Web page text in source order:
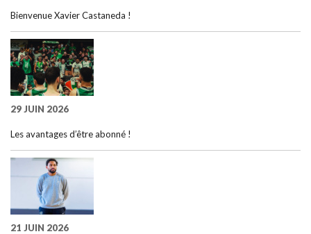
Bienvenue Xavier Castaneda !
29 JUIN 2026
Les avantages d’être abonné !
21 JUIN 2026